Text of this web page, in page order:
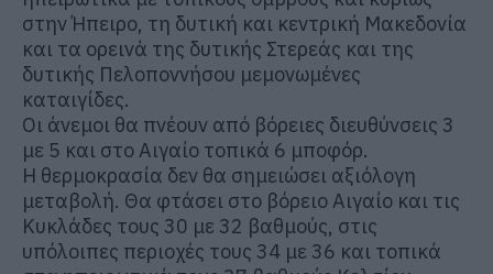
στην Ήπειρο, τη δυτική και κεντρική Μακεδονία
και τα ορεινά της δυτικής Στερεάς και της
δυτικής Πελοποννήσου μεμονωμένες
καταιγίδες.
Οι άνεμοι θα πνέουν από βόρειες διευθύνσεις 3
με 5 και στο Αιγαίο τοπικά 6 μποφόρ.
Η θερμοκρασία δεν θα σημειώσει αξιόλογη
μεταβολή. Θα φτάσει στο βόρειο Αιγαίο και τις
Κυκλάδες τους 30 με 32 βαθμούς, στις
υπόλοιπες περιοχές τους 34 με 36 και τοπικά